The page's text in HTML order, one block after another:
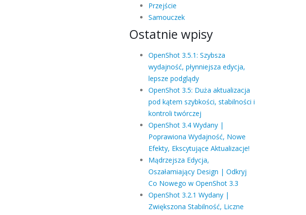
Przejście
Samouczek
Ostatnie wpisy
OpenShot 3.5.1: Szybsza
wydajność, płynniejsza edycja,
lepsze podglądy
OpenShot 3.5: Duża aktualizacja
pod kątem szybkości, stabilności i
kontroli twórczej
OpenShot 3.4 Wydany |
Poprawiona Wydajność, Nowe
Efekty, Ekscytujące Aktualizacje!
Mądrzejsza Edycja,
Oszałamiający Design | Odkryj
Co Nowego w OpenShot 3.3
OpenShot 3.2.1 Wydany |
Zwiększona Stabilność, Liczne